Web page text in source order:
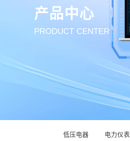
产品中心
PRODUCT CENTER
低压电器 电力仪表